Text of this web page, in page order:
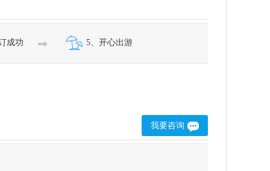
成功 5、开心出游
我要咨询